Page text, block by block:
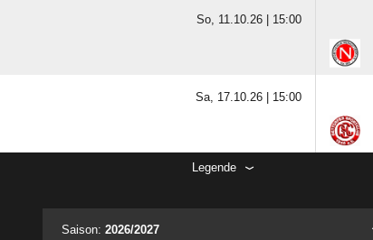
So, 11.10.26 | 15:00
Sa, 17.10.26 | 15:00
Legende
Saison: 2026/2027